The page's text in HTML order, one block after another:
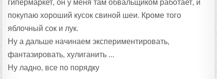
гипермаркет, он у меня там обвальщиком работает, и
покупаю хороший кусок свиной шеи. Кроме того
яблочный сок и лук.
Ну а дальше начинаем экспериментировать,
фантазировать, хулиганить …
Ну ладно, все по порядку